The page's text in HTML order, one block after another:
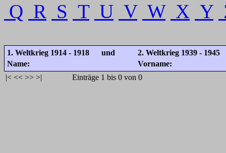
Q R S T U V W X Y
1. Weltkrieg 1914 - 1918 und
2. Weltkrieg 1939 - 1945
Name:
Vorname:
|< << >> >| Einträge 1 bis 0 von 0